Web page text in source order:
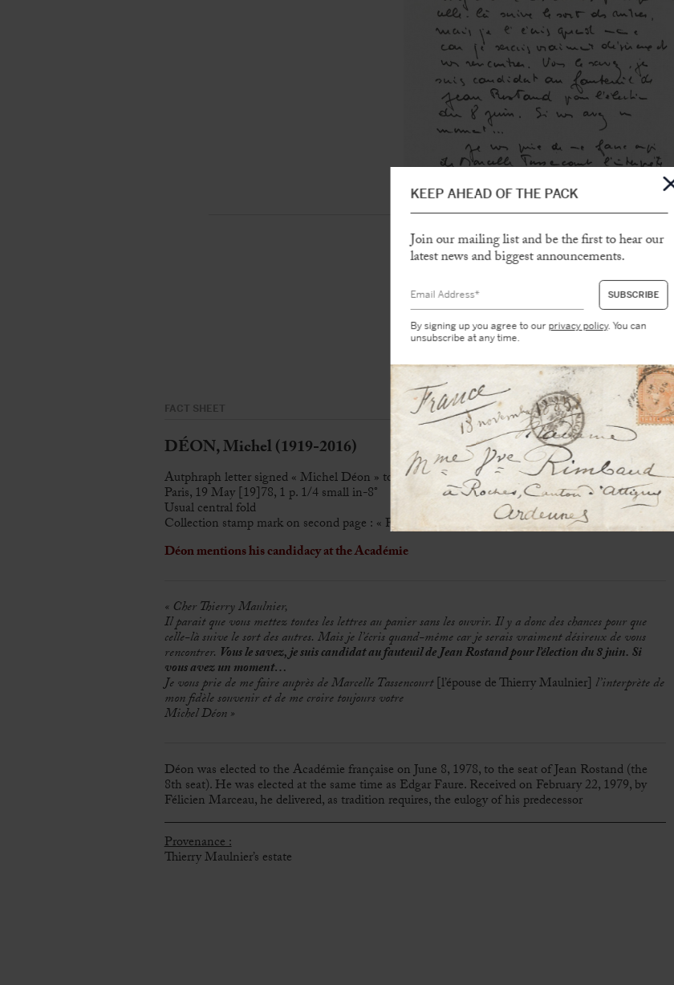
FACT SHEET
DÉON, Michel (1919-2016)
Autphraph letter signed « Michel Déon » to Thierry Maulnier
Paris, 19 May [19]78, 1 p. 1/4 small in-8°
Usual central fold
Collection stamp mark on second page : « Fonds / archives privées / Maulnier »
Déon mentions his candidacy at the Académie
« Cher Thierry Maulnier,
Il parait que vous mettez toutes les lettres au panier sans les ouvrir. Il y a donc des chances pour que
celle-là suive le sort des autres. Mais je l’écris quand-même car je serais vraiment désireux de vous
rencontrer. Vous le savez, je suis candidat au fauteuil de Jean Rostand pour l’élection du 8 juin. Si
vous avez un moment…
Je vous prie de me faire auprès de Marcelle Tassencourt[l’épouse de Thierry Maulnier] l’interprète de
mon fidèle souvenir et de me croire toujours votre
Michel Déon »
Déon was elected to the Académie française on June 8, 1978, to the seat of Jean Rostand (the
8th seat). He was elected at the same time as Edgar Faure. Received on February 22, 1979, by
Félicien Marceau, he delivered, as tradition requires, the eulogy of his predecessor
Provenance :
Thierry Maulnier’s estate
KEEP AHEAD OF THE PACK
Join our mailing list and be the first to hear our
latest news and biggest announcements.
By signing up you agree to ourprivacy policy. You can
unsubscribe at any time.